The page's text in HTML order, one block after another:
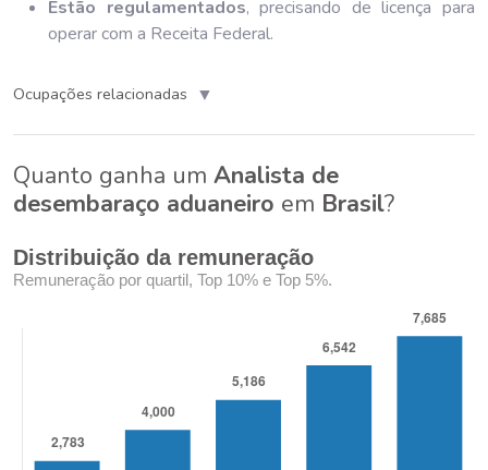
Estão regulamentados, precisando de licença para
operar com a Receita Federal.
Ocupações relacionadas ▼
Quanto ganha um Analista de
desembaraço aduaneiro em Brasil?
Distribuição da remuneração
Remuneração por quartil, Top 10% e Top 5%.